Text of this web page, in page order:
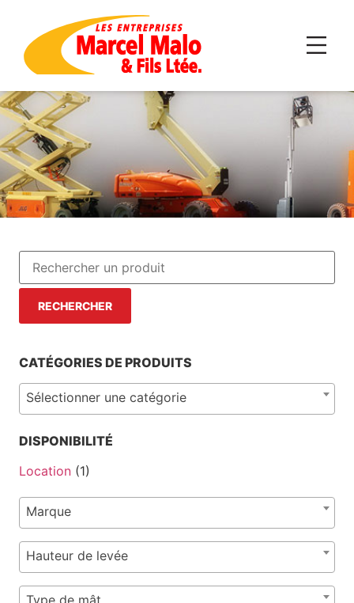
RECHERCHER
CATÉGORIES DE PRODUITS
Sélectionner une catégorie
DISPONIBILITÉ
Location (1)
Marque
Hauteur de levée